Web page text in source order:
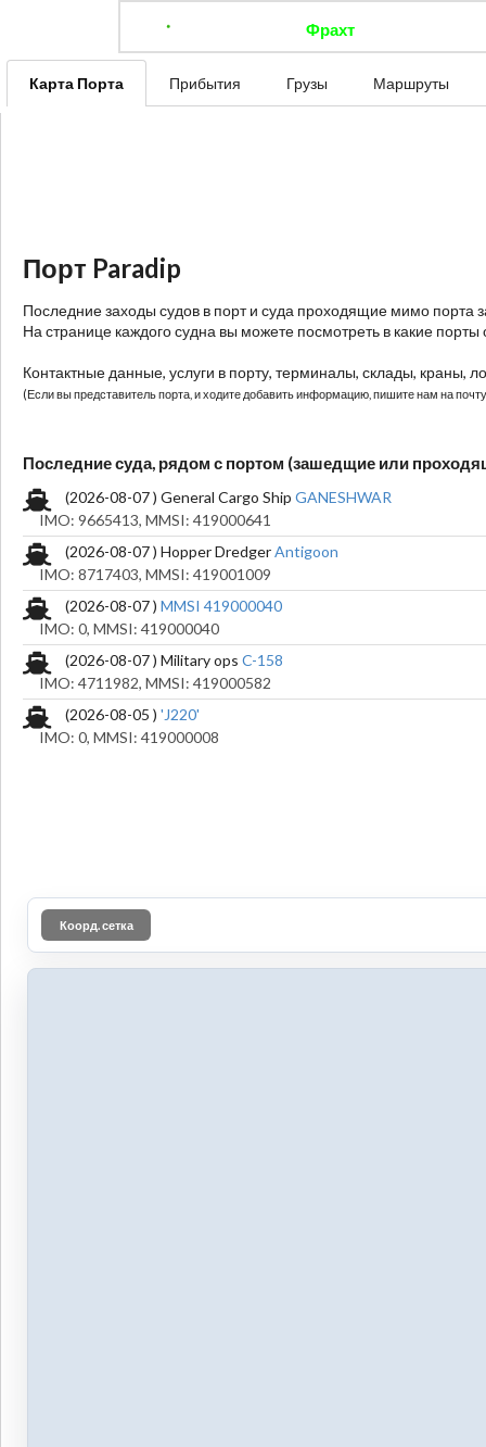
Фрахт
Карта Порта Прибытия Грузы Маршруты
Порт Paradip
Последние заходы судов в порт и суда проходящие мимо порта
На странице каждого судна вы можете посмотреть в какие порты
Контактные данные, услуги в порту, терминалы, склады, краны,
(Если вы представитель порта, и ходите добавить информацию, пишите нам на
Последние суда, рядом с портом (зашедщие или
(2026-08-07 ) General Cargo Ship GANESHWAR
IMO: 9665413, MMSI: 419000641
(2026-08-07 ) Hopper DredgerAntigoon
IMO: 8717403, MMSI: 419001009
(2026-08-07 ) MMSI 419000040
IMO: 0, MMSI: 419000040
(2026-08-07 ) Military ops C-158
IMO: 4711982, MMSI: 419000582
(2026-08-05 ) 'J220'
IMO: 0, MMSI: 419000008
Коорд. сетка